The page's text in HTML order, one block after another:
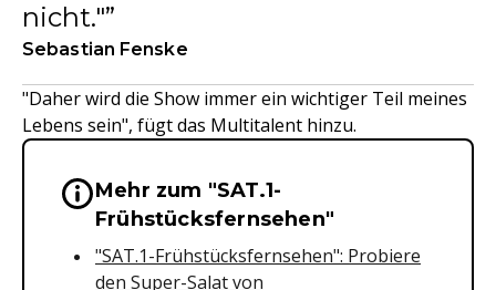
nicht."
Sebastian Fenske
"Daher wird die Show immer ein wichtiger Teil meines
Lebens sein", fügt das Multitalent hinzu.
Wichtige Hinweise &
Mehr zum "SAT.1-
Frühstücksfernsehen"
"SAT.1-Frühstücksfernsehen": Probiere
den Super-Salat von